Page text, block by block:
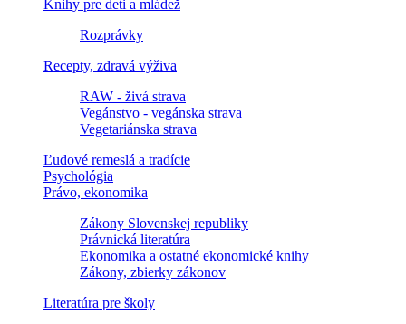
Knihy pre deti a mládež
Rozprávky
Recepty, zdravá výživa
RAW - živá strava
Vegánstvo - vegánska strava
Vegetariánska strava
Ľudové remeslá a tradície
Psychológia
Právo, ekonomika
Zákony Slovenskej republiky
Právnická literatúra
Ekonomika a ostatné ekonomické knihy
Zákony, zbierky zákonov
Literatúra pre školy